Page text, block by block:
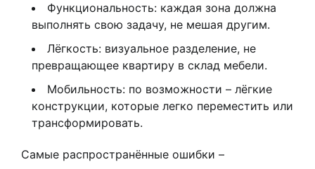
Функциональность: каждая зона должна
выполнять свою задачу, не мешая другим.
Лёгкость: визуальное разделение, не
превращающее квартиру в склад мебели.
Мобильность: по возможности – лёгкие
конструкции, которые легко переместить или
трансформировать.
Самые распространённые ошибки –